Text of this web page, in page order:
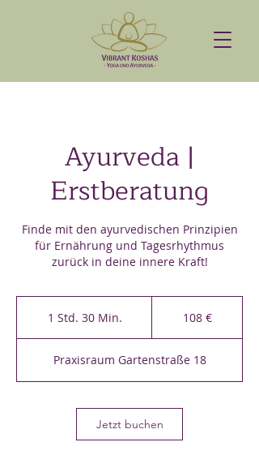
Ayurveda |
Erstberatung
Finde mit den ayurvedischen Prinzipien
für Ernährung und Tagesrhythmus
zurück in deine innere Kraft!
1 Std. 30 Min.
d
3
108 €
Praxisraum Gartenstraße 18
Jetzt buchen